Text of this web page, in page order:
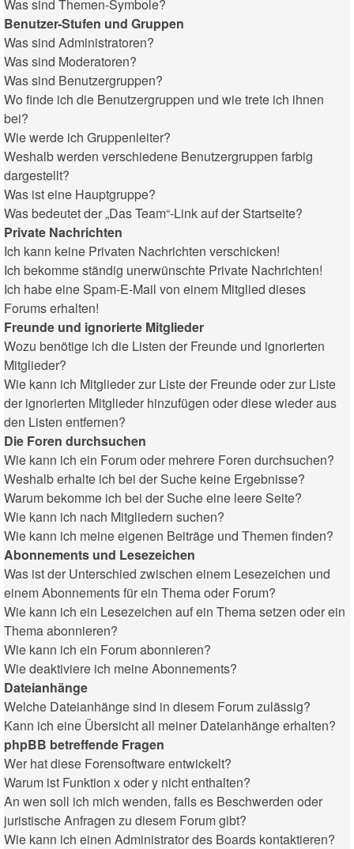
Was sind Themen-Symbole?
Benutzer-Stufen und Gruppen
Was sind Administratoren?
Was sind Moderatoren?
Was sind Benutzergruppen?
Wo finde ich die Benutzergruppen und wie trete ich ihnen
bei?
Wie werde ich Gruppenleiter?
Weshalb werden verschiedene Benutzergruppen farbig
dargestellt?
Was ist eine Hauptgruppe?
Was bedeutet der „Das Team“-Link auf der Startseite?
Private Nachrichten
Ich kann keine Privaten Nachrichten verschicken!
Ich bekomme ständig unerwünschte Private Nachrichten!
Ich habe eine Spam-E-Mail von einem Mitglied dieses
Forums erhalten!
Freunde und ignorierte Mitglieder
Wozu benötige ich die Listen der Freunde und ignorierten
Mitglieder?
Wie kann ich Mitglieder zur Liste der Freunde oder zur Liste
der ignorierten Mitglieder hinzufügen oder diese wieder aus
den Listen entfernen?
Die Foren durchsuchen
Wie kann ich ein Forum oder mehrere Foren durchsuchen?
Weshalb erhalte ich bei der Suche keine Ergebnisse?
Warum bekomme ich bei der Suche eine leere Seite?
Wie kann ich nach Mitgliedern suchen?
Wie kann ich meine eigenen Beiträge und Themen finden?
Abonnements und Lesezeichen
Was ist der Unterschied zwischen einem Lesezeichen und
einem Abonnements für ein Thema oder Forum?
Wie kann ich ein Lesezeichen auf ein Thema setzen oder ein
Thema abonnieren?
Wie kann ich ein Forum abonnieren?
Wie deaktiviere ich meine Abonnements?
Dateianhänge
Welche Dateianhänge sind in diesem Forum zulässig?
Kann ich eine Übersicht all meiner Dateianhänge erhalten?
phpBB betreffende Fragen
Wer hat diese Forensoftware entwickelt?
Warum ist Funktion x oder y nicht enthalten?
An wen soll ich mich wenden, falls es Beschwerden oder
juristische Anfragen zu diesem Forum gibt?
Wie kann ich einen Administrator des Boards kontaktieren?